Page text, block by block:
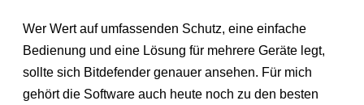
Wer Wert auf umfassenden Schutz, eine einfache
Bedienung und eine Lösung für mehrere Geräte legt,
sollte sich Bitdefender genauer ansehen. Für mich
gehört die Software auch heute noch zu den besten